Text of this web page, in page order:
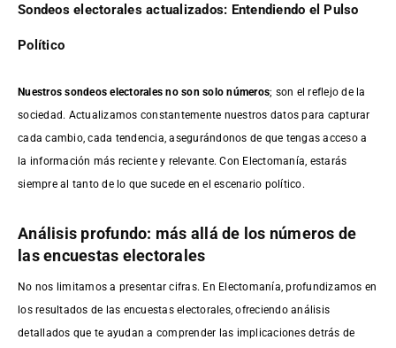
Sondeos electorales actualizados: Entendiendo el Pulso
Político
Nuestros sondeos electorales no son solo números; son el reflejo de la
sociedad. Actualizamos constantemente nuestros datos para capturar
cada cambio, cada tendencia, asegurándonos de que tengas acceso a
la información más reciente y relevante. Con Electomanía, estarás
siempre al tanto de lo que sucede en el escenario político.
Análisis profundo: más allá de los números de
las encuestas electorales
No nos limitamos a presentar cifras. En Electomanía, profundizamos en
los resultados de las encuestas electorales, ofreciendo análisis
detallados que te ayudan a comprender las implicaciones detrás de